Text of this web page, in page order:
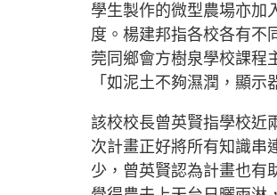
學生製作的微型農場亦加
度。楊建邦指各校各有不
莞同鄉會方樹泉學校課程
「如泥土不夠濕潤，顯
該校校長曾英賢指學校近
次計畫正好將所有知識串
少，曾英賢認為計畫也有